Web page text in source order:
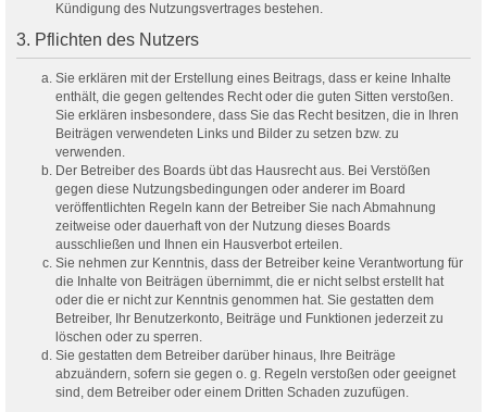
Kündigung des Nutzungsvertrages bestehen.
3. Pflichten des Nutzers
Sie erklären mit der Erstellung eines Beitrags, dass er keine Inhalte
enthält, die gegen geltendes Recht oder die guten Sitten verstoßen.
Sie erklären insbesondere, dass Sie das Recht besitzen, die in Ihren
Beiträgen verwendeten Links und Bilder zu setzen bzw. zu
verwenden.
Der Betreiber des Boards übt das Hausrecht aus. Bei Verstößen
gegen diese Nutzungsbedingungen oder anderer im Board
veröffentlichten Regeln kann der Betreiber Sie nach Abmahnung
zeitweise oder dauerhaft von der Nutzung dieses Boards
ausschließen und Ihnen ein Hausverbot erteilen.
Sie nehmen zur Kenntnis, dass der Betreiber keine Verantwortung für
die Inhalte von Beiträgen übernimmt, die er nicht selbst erstellt hat
oder die er nicht zur Kenntnis genommen hat. Sie gestatten dem
Betreiber, Ihr Benutzerkonto, Beiträge und Funktionen jederzeit zu
löschen oder zu sperren.
Sie gestatten dem Betreiber darüber hinaus, Ihre Beiträge
abzuändern, sofern sie gegen o. g. Regeln verstoßen oder geeignet
sind, dem Betreiber oder einem Dritten Schaden zuzufügen.